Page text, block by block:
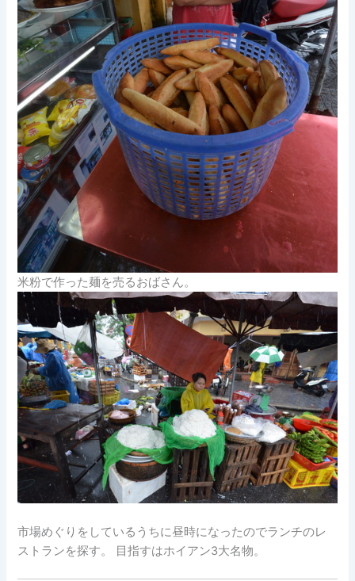
米粉で作った麺を売るおばさん。
市場めぐりをしているうちに昼時になったのでランチのレ
ストランを探す。 目指すはホイアン3大名物。